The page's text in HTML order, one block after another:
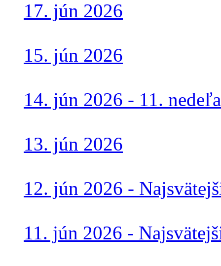
17. jún 2026
15. jún 2026
14. jún 2026 - 11.
13. jún 2026
12. jún 2026 -
11. jún 2026 -